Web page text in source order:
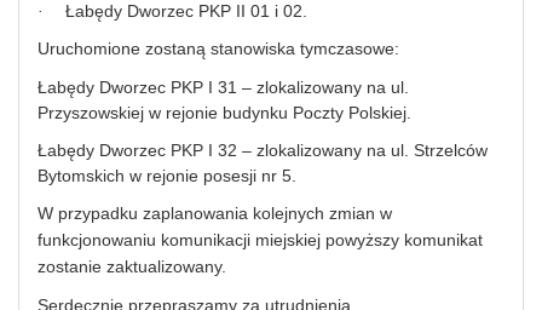
·
Łabędy Dworzec PKP II 01 i 02.
Uruchomione zostaną stanowiska tymczasowe:
Łabędy Dworzec PKP I 31 – zlokalizowany na ul.
Przyszowskiej w rejonie budynku Poczty Polskiej.
Łabędy Dworzec PKP I 32 – zlokalizowany na ul. Strzelców
Bytomskich w rejonie posesji nr 5.
W przypadku zaplanowania kolejnych zmian w
funkcjonowaniu komunikacji miejskiej powyższy komunikat
zostanie zaktualizowany.
Serdecznie przepraszamy za utrudnienia.